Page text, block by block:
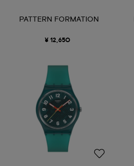
PATTERN FORMATION
¥ 12,650